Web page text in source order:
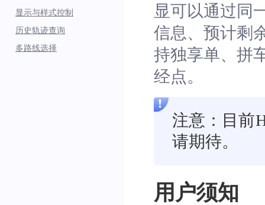
显示与样式控制
历史轨迹查询
多路线选择
显可以通过同
信息、预计剩
持独享单、拼
经点。
注意：目前
请期待。
用户须知